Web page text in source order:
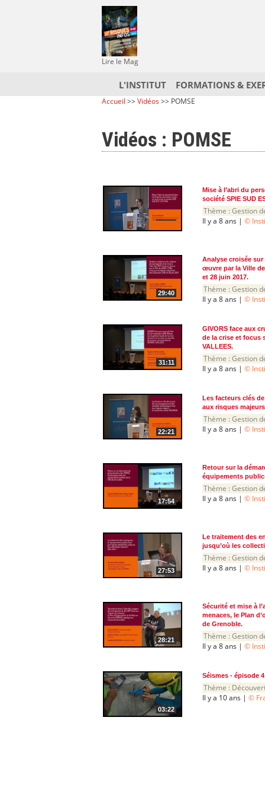
Lire le Mag
L'INSTITUT FORMATIONS &
Accueil >>Vidéos>> POMSE
Vidéos : POMSE
Mise à l’abri du
société SPIE SUD
Thème : Gestion
Il y a 8 ans | ©
29:40
Analyse croisée sur
œuvre par la Ville
et 28 juin 2017.
Thème : Gestion
Il y a 8 ans | ©
31:11
GIVORS face aux
de la crise et focus
VALLEES.
Thème : Gestion
Il y a 8 ans | ©
22:21
Les facteurs clés
aux risques
Thème : Gestion
Il y a 8 ans | ©
17:54
Retour sur la
équipements
Thème : Gestion
Il y a 8 ans | ©
27:53
Le traitement des
jusqu’où les
Thème : Gestion
Il y a 8 ans | ©
28:21
Sécurité et mise à
menaces, le Plan
de Grenoble.
Thème : Gestion
Il y a 8 ans | ©
03:22
Séismes - épisode
Thème :
Il y a 10 ans | ©